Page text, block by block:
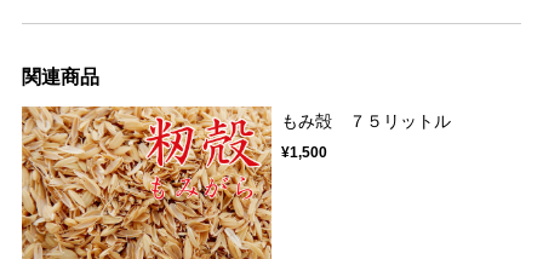
関連商品
もみ殻 ７５リットル
¥1,500